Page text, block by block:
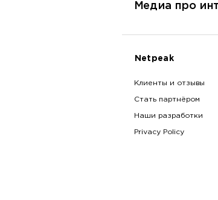
Медиа про
Netpeak
Клиенты и отзывы
Стать партнёром
Наши разработки
Privacy Policy